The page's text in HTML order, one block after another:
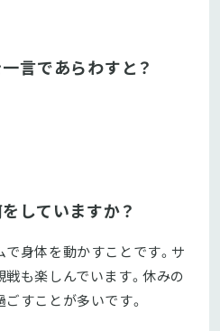
言であらわすと？
していますか？
身体を動かすことです。サ
も楽しんでいます。休みの
すことが多いです。